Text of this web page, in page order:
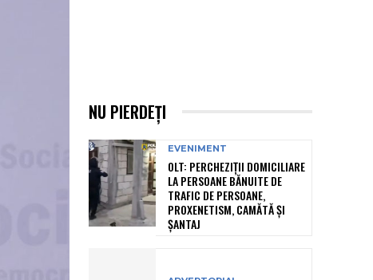
NU PIERDEȚI
EVENIMENT
OLT: PERCHEZIŢII DOMICILIARE
LA PERSOANE BĂNUITE DE
TRAFIC DE PERSOANE,
PROXENETISM, CAMĂTĂ ŞI
ŞANTAJ